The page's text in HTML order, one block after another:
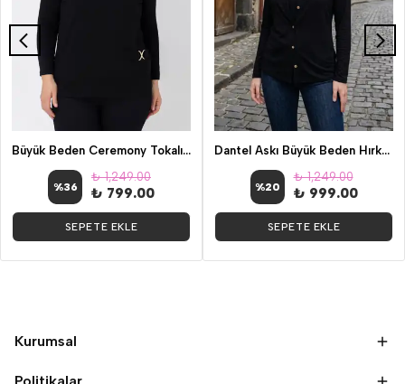
Büyük Beden Ceremony Tokalı Tunik
%36
₺ 1,249.00
₺ 799.00
SEPETE EKLE
Dantel Askı Büyük Beden Hırka Bluz
%20
₺ 1,249.00
₺ 999.00
SEPETE EKLE
Kurumsal